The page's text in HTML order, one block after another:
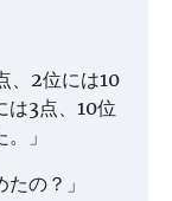
、2位には10
は3点、10位
」
の？」